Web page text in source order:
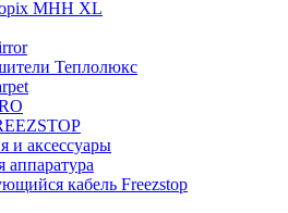
МНН XL
Теплолюкс
и аксессуары
аппаратура
кабель Freezstop